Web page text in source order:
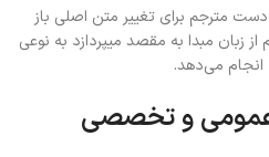
دست مترجم برای تغییر متن اصلی باز
زبان مبدا به مقصد میپردازد به نوعی
انجام می‌دهد.
عمومی و تخصصی